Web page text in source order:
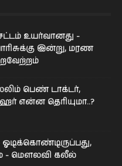
உயர்வானது -
இன்று, மரண
பெண் டாக்டர்,
என்ன தெரியுமா..?
- மௌலவி கலீல்